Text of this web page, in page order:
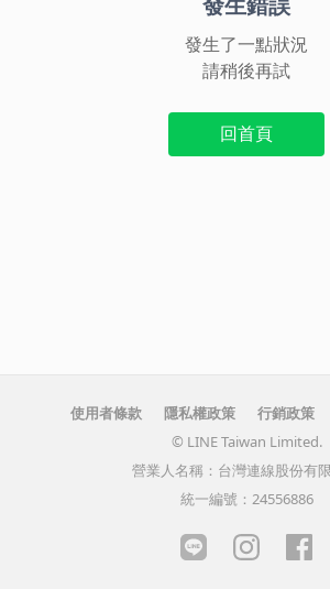
發生了一點狀況
請稍後再試
回首頁
使用者條款 隱私權政策 行銷政策
© LINE Taiwan Limited.
營業人名稱：台灣連線股份有
統一編號：24556886